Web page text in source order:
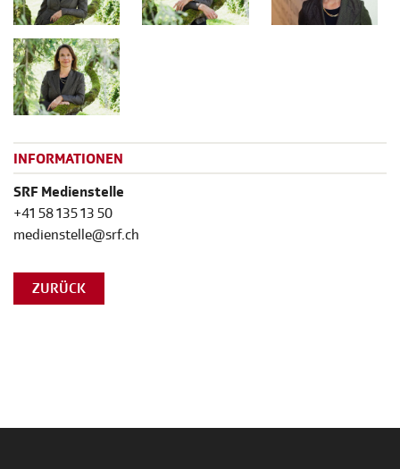
INFORMATIONEN
SRF Medienstelle
+41 58 135 13 50
medienstelle@srf.ch
ZURÜCK